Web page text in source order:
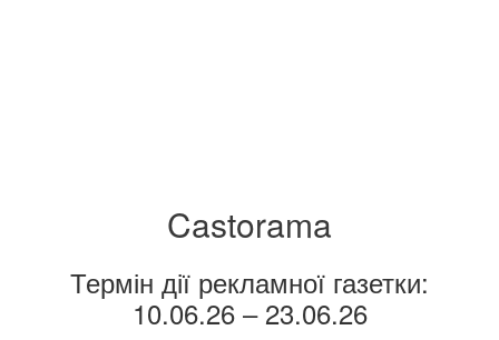
Castorama
Термін дії рекламної газетки:
10.06.26 – 23.06.26